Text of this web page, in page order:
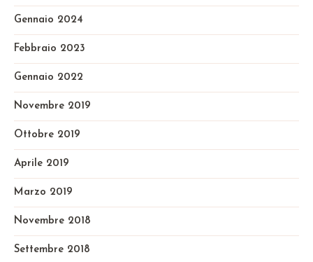
Gennaio 2024
Febbraio 2023
Gennaio 2022
Novembre 2019
Ottobre 2019
Aprile 2019
Marzo 2019
Novembre 2018
Settembre 2018